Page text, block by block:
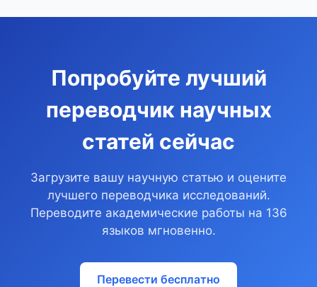
Попробуйте лучший
переводчик научных
статей сейчас
Загрузите вашу научную статью и оцените
лучшего переводчика исследований.
Переводите академические работы на 136
языков мгновенно.
Перевести бесплатно